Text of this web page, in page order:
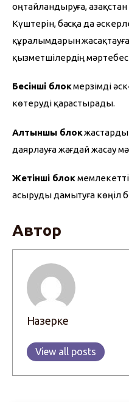
оңтайландыруға,
Күштерін, басқа да
құралымдарын
қызметшілердің
Бесінші блок мерзімді
көтеруді қарастырады.
Алтыншы блок жастарды
даярлауға жағдай жасау
Жетінші блок
асыруды дамытуға көңіл
Автор
Назерке
View all posts